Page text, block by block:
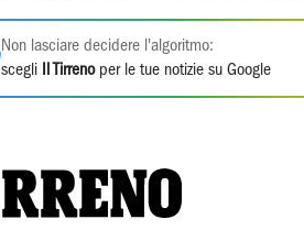
Non lasciare decidere l'algoritmo:
scegli
Il Tirrenoper le tue notizie su Google